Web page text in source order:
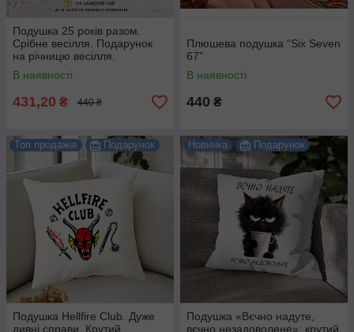
Подушка 25 років разом.
Срібне весілля. Подарунок
на річницю весілля.
В наявності
431,20 ₴ 440 ₴
Плюшева подушка “Six Seven
67”
В наявності
440 ₴
Топ продажів Подарунок
Подушка Hellfire Club. Дуже
дивні справи. Крутий
Новинка Подарунок
Подушка «Вєчно надуте,
вєчно незадоволене»: крутий